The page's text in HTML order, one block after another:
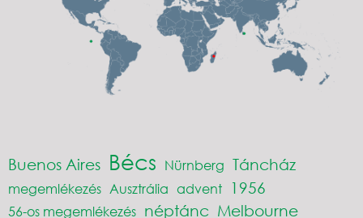
Buenos Aires Bécs Nürnberg Táncház
megemlékezés Ausztrália advent 1956
56-os megemlékezés néptánc Melbourne